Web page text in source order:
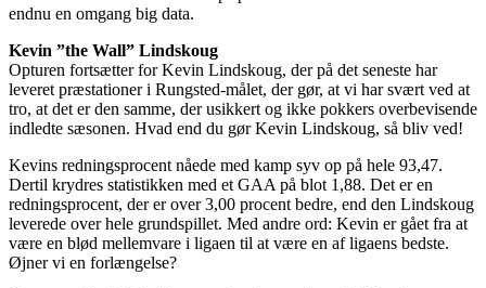
endnu en omgang big data.
Kevin ”the Wall” Lindskoug
Opturen fortsætter for Kevin Lindskoug, der på det seneste har
leveret præstationer i Rungsted-målet, der gør, at vi har svært ved at
tro, at det er den samme, der usikkert og ikke pokkers overbevisende
indledte sæsonen. Hvad end du gør Kevin Lindskoug, så bliv ved!
Kevins redningsprocent nåede med kamp syv op på hele 93,47.
Dertil krydres statistikken med et GAA på blot 1,88. Det er en
redningsprocent, der er over 3,00 procent bedre, end den Lindskoug
leverede over hele grundspillet. Med andre ord: Kevin er gået fra at
være en blød mellemvare i ligaen til at være en af ligaens bedste.
Øjner vi en forlængelse?